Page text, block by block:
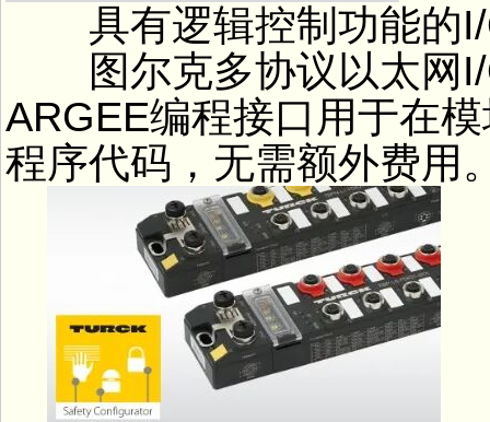
具有逻辑控制功能的I/
图尔克多协议以太网I/
ARGEE编程接口用于在
程序代码，无需额外费用